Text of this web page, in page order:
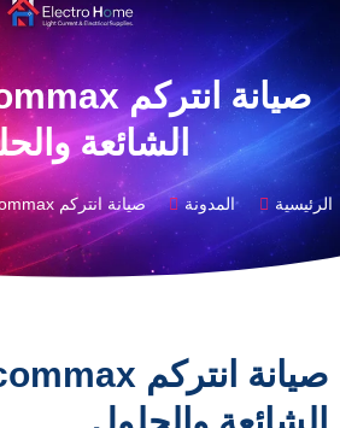
الشائعة
الرئيسية المدونة صيانة انتركم commax: الأعطال الشائعة والحلول